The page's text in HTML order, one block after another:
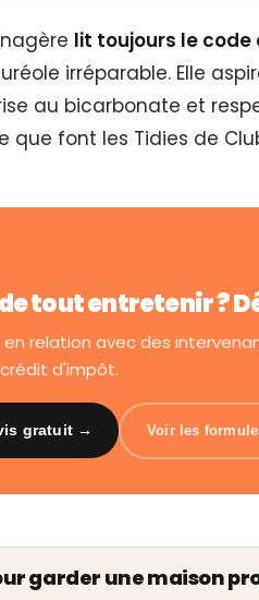
lit toujours le
irréparable. Elle
au bicarbonate et
que font les Tidies de
tout entretenir ?
relation avec des
d'impôt.
gratuit → Voir les
garder une maison